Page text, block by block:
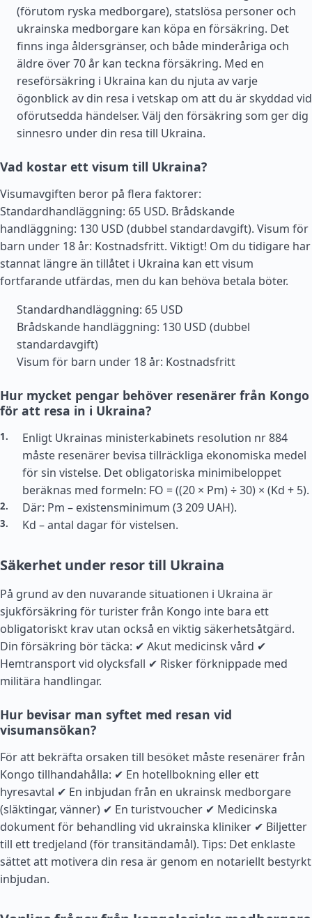
(förutom ryska medborgare), statslösa personer och
ukrainska medborgare kan köpa en försäkring. Det
finns inga åldersgränser, och både minderåriga och
äldre över 70 år kan teckna försäkring. Med en
reseförsäkring i Ukraina kan du njuta av varje
ögonblick av din resa i vetskap om att du är skyddad vid
oförutsedda händelser. Välj den försäkring som ger dig
sinnesro under din resa till Ukraina.
Vad kostar ett visum till Ukraina?
Visumavgiften beror på flera faktorer:
Standardhandläggning: 65 USD. Brådskande
handläggning: 130 USD (dubbel standardavgift). Visum för
barn under 18 år: Kostnadsfritt. Viktigt! Om du tidigare har
stannat längre än tillåtet i Ukraina kan ett visum
fortfarande utfärdas, men du kan behöva betala böter.
Standardhandläggning: 65 USD
Brådskande handläggning: 130 USD (dubbel
standardavgift)
Visum för barn under 18 år: Kostnadsfritt
Hur mycket pengar behöver resenärer från Kongo
för att resa in i Ukraina?
Enligt Ukrainas ministerkabinets resolution nr 884
måste resenärer bevisa tillräckliga ekonomiska medel
för sin vistelse. Det obligatoriska minimibeloppet
beräknas med formeln: FO = ((20 × Pm) ÷ 30) × (Kd + 5).
Där: Pm – existensminimum (3 209 UAH).
Kd – antal dagar för vistelsen.
Säkerhet under resor till Ukraina
På grund av den nuvarande situationen i Ukraina är
sjukförsäkring för turister från Kongo inte bara ett
obligatoriskt krav utan också en viktig säkerhetsåtgärd.
Din försäkring bör täcka: ✔ Akut medicinsk vård ✔
Hemtransport vid olycksfall ✔ Risker förknippade med
militära handlingar.
Hur bevisar man syftet med resan vid
visumansökan?
För att bekräfta orsaken till besöket måste resenärer från
Kongo tillhandahålla: ✔ En hotellbokning eller ett
hyresavtal ✔ En inbjudan från en ukrainsk medborgare
(släktingar, vänner) ✔ En turistvoucher ✔ Medicinska
dokument för behandling vid ukrainska kliniker ✔ Biljetter
till ett tredjeland (för transitändamål). Tips: Det enklaste
sättet att motivera din resa är genom en notariellt bestyrkt
inbjudan.